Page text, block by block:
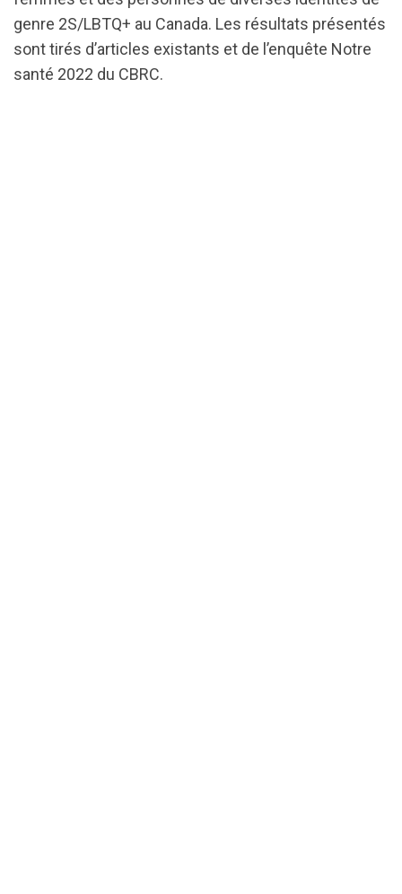
genre 2S/LBTQ+ au Canada. Les résultats présentés
sont tirés d’articles existants et de l’enquête Notre
santé 2022 du CBRC.